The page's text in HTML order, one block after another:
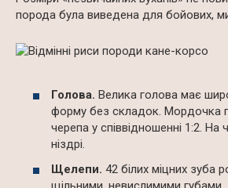
порода була виведена для бойових,
Голова. Велика голова має
форму без складок. Мордочка
черепа у співвідношенні 1:2. На
ніздрі.
Щелепи. 42 білих міцних зуба